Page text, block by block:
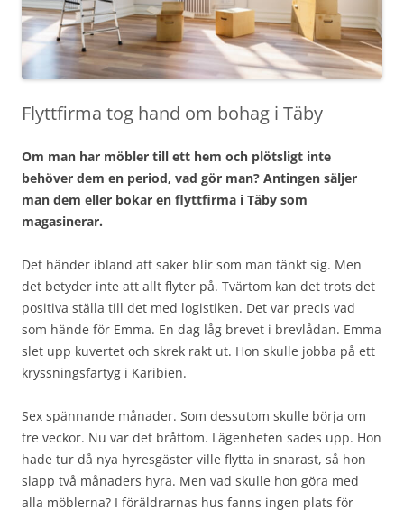
Flyttfirma tog hand om bohag i Täby
Om man har möbler till ett hem och plötsligt inte
behöver dem en period, vad gör man? Antingen säljer
man dem eller bokar en flyttfirma i Täby som
magasinerar.
Det händer ibland att saker blir som man tänkt sig. Men
det betyder inte att allt flyter på. Tvärtom kan det trots det
positiva ställa till det med logistiken. Det var precis vad
som hände för Emma. En dag låg brevet i brevlådan. Emma
slet upp kuvertet och skrek rakt ut. Hon skulle jobba på ett
kryssningsfartyg i Karibien.
Sex spännande månader. Som dessutom skulle börja om
tre veckor. Nu var det bråttom. Lägenheten sades upp. Hon
hade tur då nya hyresgäster ville flytta in snarast, så hon
slapp två månaders hyra. Men vad skulle hon göra med
alla möblerna? I föräldrarnas hus fanns ingen plats för